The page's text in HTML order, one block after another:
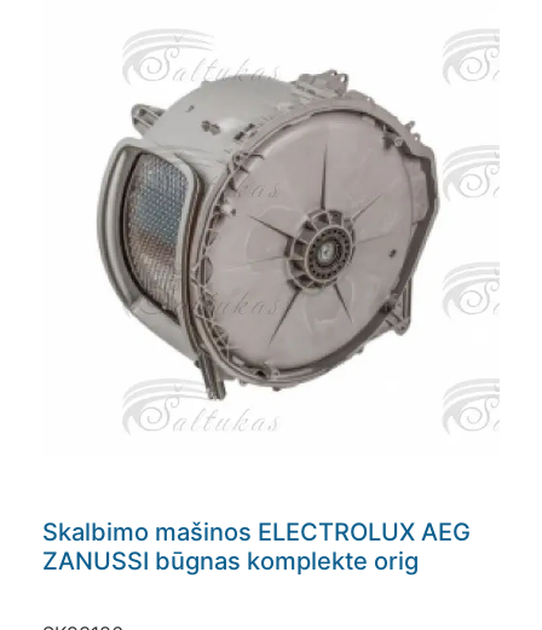
Skalbimo mašinos ELECTROLUX AEG
ZANUSSI būgnas komplekte orig